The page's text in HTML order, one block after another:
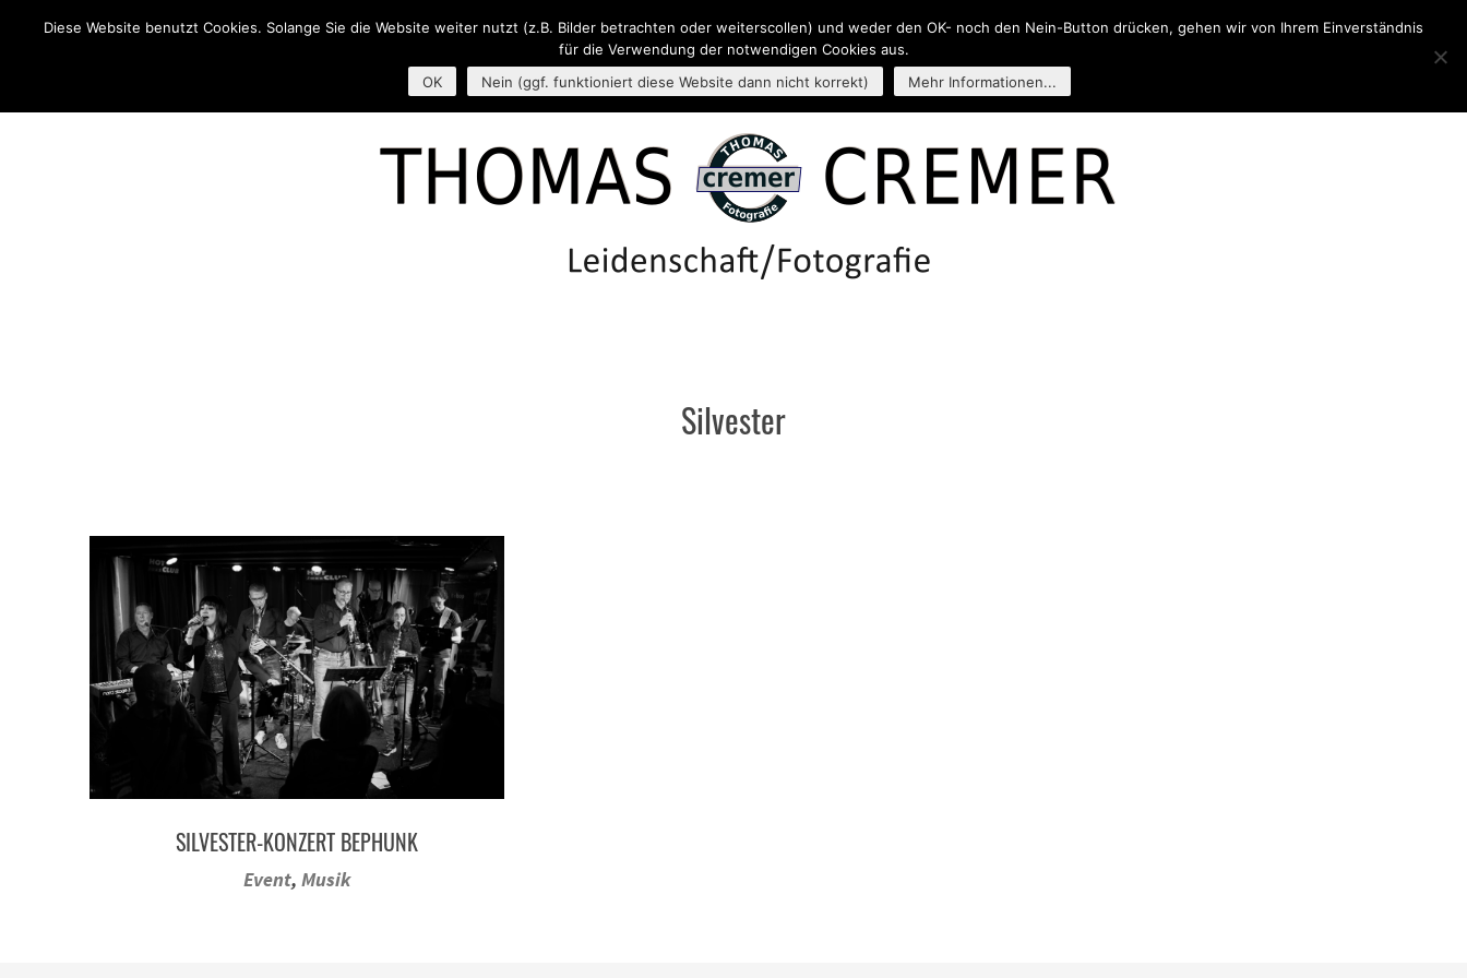
AKTUELLES PROJEKTE THEMEN KONTAKT IMPRESSUM ÜBER MICH
Silvester
SILVESTER-KONZERT BEPHUNK
Event, Musik
Diese Website benutzt Cookies. Solange Sie die Website weiter nutzt (z.B. Bilder betrachten oder weiterscollen) und weder den OK- noch den Nein-Button drücken, gehen wir von Ihrem Einverständnis
für die Verwendung der notwendigen Cookies aus.
OK
Nein (ggf. funktioniert diese Website dann nicht korrekt) Mehr Informationen...